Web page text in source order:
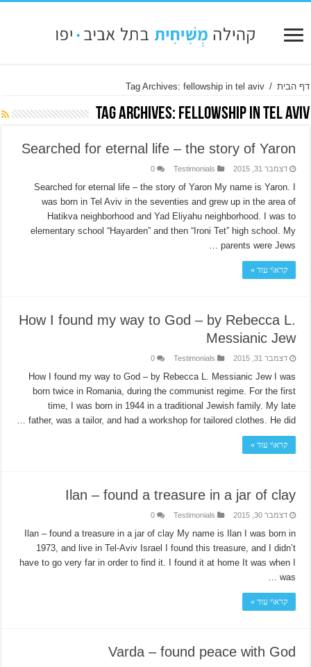
דף הבית /
Tag Archives: fellowship in tel aviv
Tag Archives: fellowship in tel aviv
Searched for eternal life – the story of Yaron
דצמבר 31, 2015 Testimonials
0
Searched for eternal life – the story of Yaron My name is Yaron. I
was born in Tel Aviv in the seventies and grew up in the area of
Hatikva neighborhood and Yad Eliyahu neighborhood. I was to
elementary school “Hayarden” and then “Ironi Tet” high school. My
parents were Jews …
קרא\י עוד »
How I found my way to God – by Rebecca L.
Messianic Jew
דצמבר 31, 2015 Testimonials
0
How I found my way to God – by Rebecca L. Messianic Jew I was
born twice in Romania, during the communist regime. For the first
time, I was born in 1944 in a traditional Jewish family. My late
father, was a tailor, and had a workshop for tailored clothes. He did …
קרא\י עוד »
Ilan – found a treasure in a jar of clay
דצמבר 30, 2015 Testimonials
0
Ilan – found a treasure in a jar of clay My name is Ilan I was born in
1973, and live in Tel-Aviv Israel I found this treasure, and I didn’t
have to go very far in order to find it. I found it at home It was when I
was …
קרא\י עוד »
Varda – found peace with God